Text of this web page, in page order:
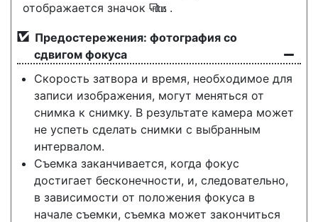
отображается значок 9 .
Предостережения: фотография со
сдвигом фокуса
Скорость затвора и время, необходимое для
записи изображения, могут меняться от
снимка к снимку. В результате камера может
не успеть сделать снимки с выбранным
интервалом.
Съемка заканчивается, когда фокус
достигает бесконечности, и, следовательно,
в зависимости от положения фокуса в
начале съемки, съемка может закончиться